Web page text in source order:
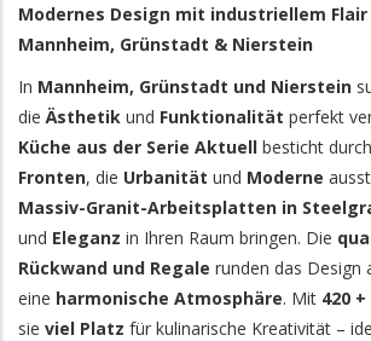
Modernes Design mit industriellem
Mannheim, Grünstadt & Nierstein
In Mannheim, Grünstadt und Nierstein
dieÄsthetik und Funktionalität perfekt
Küche aus der Serie Aktuell besticht durch
Fronten, die Urbanität und Moderne
Massiv-Granit-Arbeitsplatten in
und Eleganz in Ihren Raum bringen. Die
Rückwand und Regale runden das Design
eine harmonische Atmosphäre. Mit 420
sie viel Platz für kulinarische Kreativität –